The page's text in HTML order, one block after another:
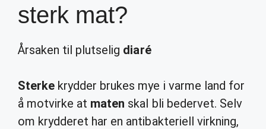
sterk mat?
Årsaken til plutselig diaré
Sterke krydder brukes mye i varme land for
å motvirke at maten skal bli bedervet. Selv
om krydderet har en antibakteriell virkning,